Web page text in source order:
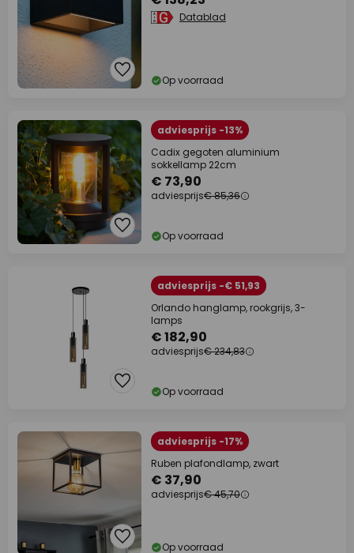
Datablad
Op voorraad
adviesprijs -13%
Cadix gegoten aluminium
sokkellamp 22cm
€ 73,90
adviesprijs€ 85,36
Op voorraad
adviesprijs -€ 51,93
Orlando hanglamp, rookgrijs, 3-
lamps
€ 182,90
adviesprijs€ 234,83
Op voorraad
adviesprijs -17%
Ruben plafondlamp, zwart
€ 37,90
adviesprijs€ 45,70
Op voorraad